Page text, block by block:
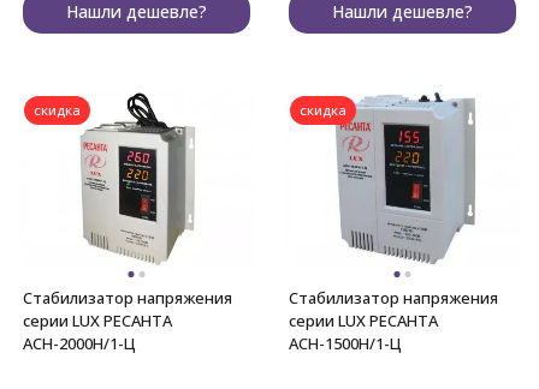
Нашли дешевле? Нашли дешевле?
скидка
Стабилизатор напряжения
серии LUX РЕСАНТА
АСН-2000Н/1-Ц
скидка
Стабилизатор напряжения
серии LUX РЕСАНТА
АСН-1500Н/1-Ц